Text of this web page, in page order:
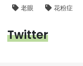
老眼 花粉症
Twitter